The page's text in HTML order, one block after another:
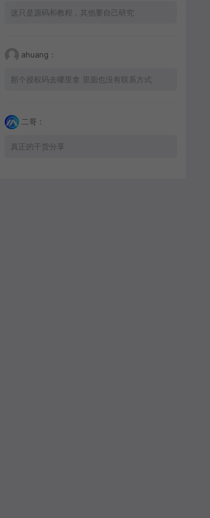
这只是源码和教程，其他要自己研究
ahuang：
那个授权码去哪里拿 里面也没有联系方式
二哥：
真正的干货分享